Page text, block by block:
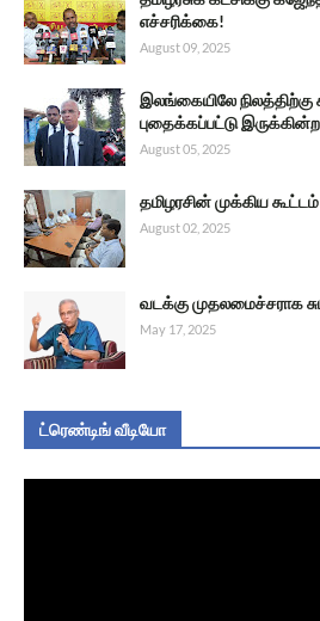
எச்சரிக்கை!
August 09, 2025
இலங்கையிலே
புதைக்கப்பட்டு
August 05, 2025
தமிழரசின் முக்கிய
August 02, 2025
வடக்கு முதலமைச்சராக
May 17, 2025
ட்ரெண்டிங் வீடியோ